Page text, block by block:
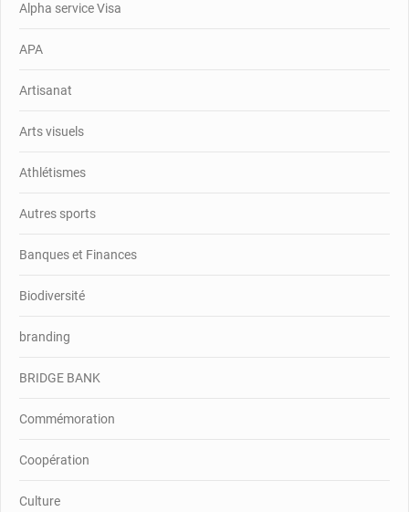
Alpha service Visa
APA
Artisanat
Arts visuels
Athlétismes
Autres sports
Banques et Finances
Biodiversité
branding
BRIDGE BANK
Commémoration
Coopération
Culture